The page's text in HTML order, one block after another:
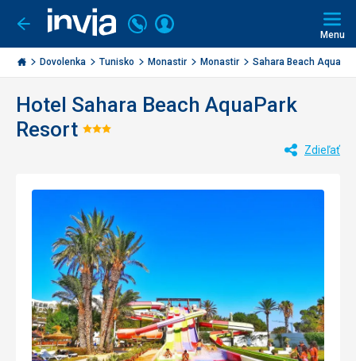
Ísť
späť
Invia.sk
Volajte
+421
2
3221
Prihlásiť
Menu
Dovolenka Tunisko Monastir Monastir Sahara Beach
Hotel Sahara Beach AquaPark
Resort Hodnotenie:
Zdieľať